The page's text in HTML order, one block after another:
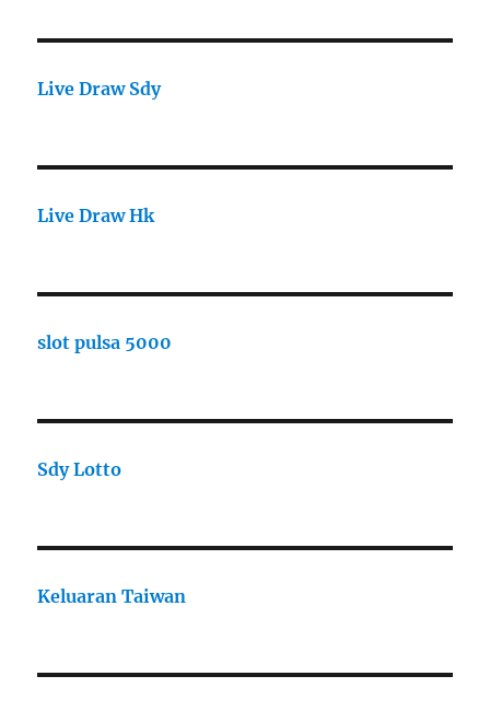
Live Draw Sdy
Live Draw Hk
slot pulsa 5000
Sdy Lotto
Keluaran Taiwan